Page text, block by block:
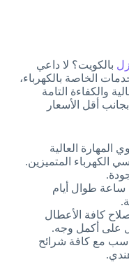
بالكويت؟ لا داعي
الخاصة بالكهرباء،
والكفاءة التامة
أقل الأسعار
العالية
الكهرباء المتميزين.
ساعة طوال أيام
كافة الأعطال
على أكمل وجه.
مع كافة شرائح